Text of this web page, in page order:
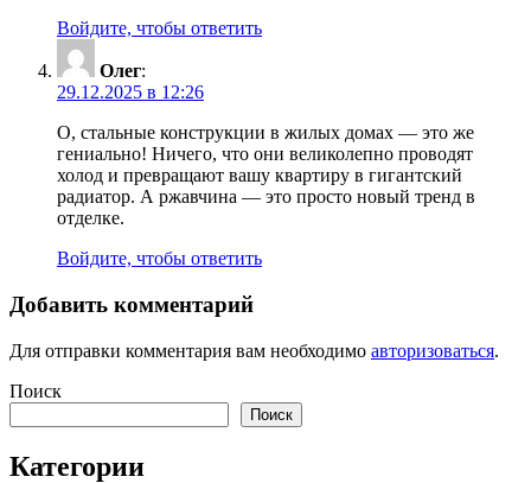
Войдите, чтобы ответить
Олег:
29.12.2025 в 12:26
О, стальные конструкции в жилых домах — это же
гениально! Ничего, что они великолепно проводят
холод и превращают вашу квартиру в гигантский
радиатор. А ржавчина — это просто новый тренд в
отделке.
Войдите, чтобы ответить
Добавить комментарий
Для отправки комментария вам необходимо авторизоваться.
Поиск
Поиск
Категории